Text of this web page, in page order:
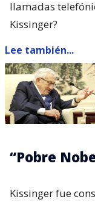
llamadas
Kissinger?
Lee también...
“Pobre
Kissinger fue